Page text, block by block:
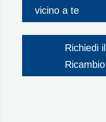
vicino a te
Richiedi
Ricambio